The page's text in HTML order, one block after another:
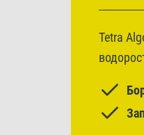
Tetra